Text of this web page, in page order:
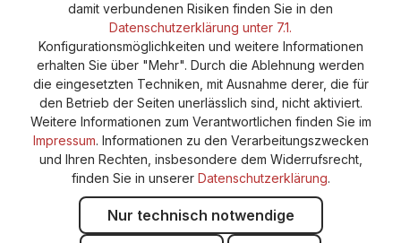
damit verbundenen Risiken finden Sie in den
Datenschutzerklärung unter 7.1.
Konfigurationsmöglichkeiten und weitere Informationen
erhalten Sie über "Mehr". Durch die Ablehnung werden
die eingesetzten Techniken, mit Ausnahme derer, die für
den Betrieb der Seiten unerlässlich sind, nicht aktiviert.
Weitere Informationen zum Verantwortlichen finden Sie im
Impressum. Informationen zu den Verarbeitungszwecken
und Ihren Rechten, insbesondere dem Widerrufsrecht,
finden Sie in unserer Datenschutzerklärung.
Nur technisch notwendige